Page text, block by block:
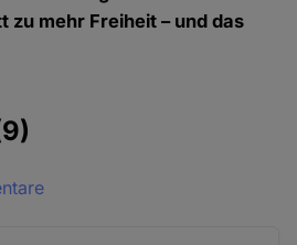
zu mehr Freiheit – und das